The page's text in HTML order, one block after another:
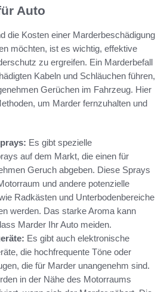
Auto
die Kosten einer Marderbeschädigung
möchten, ist es wichtig, effektive
zu ergreifen. Ein Marderbefall
Kabeln und Schläuchen führen,
Gerüchen im Fahrzeug. Hier
um Marder fernzuhalten und
Es gibt spezielle
auf dem Markt, die einen für
Geruch abgeben. Diese Sprays
und andere potenzielle
Radkästen und Unterbodenbereiche
werden. Das starke Aroma kann
Marder Ihr Auto meiden.
Es gibt auch elektronische
die hochfrequente Töne oder
die für Marder unangenehm sind.
in der Nähe des Motorraums